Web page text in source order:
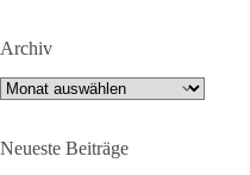
Verteidigungsbündnis der Welt
Die Gipfelerklärung liest sich
Neue Milliardenhilfen für die
Archiv
Archiv
Neueste Beiträge